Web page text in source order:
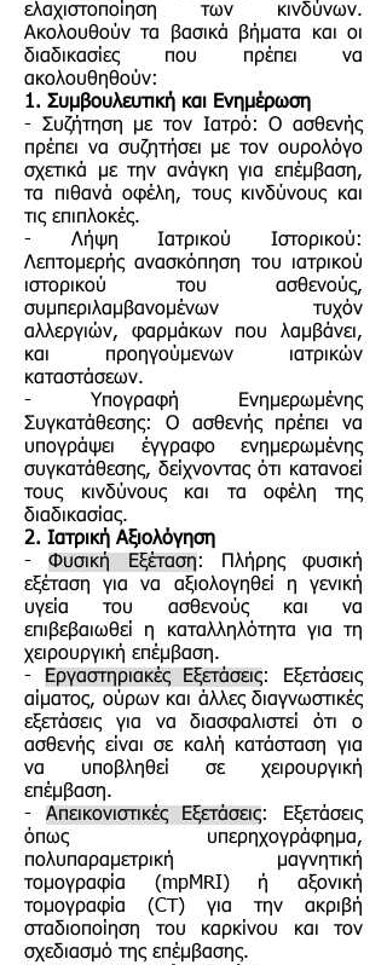
ελαχιστοποίηση των κινδύνων.
Ακολουθούν τα βασικά βήματα και οι
διαδικασίες που πρέπει να
ακολουθηθούν:
1. Συμβουλευτική και Ενημέρωση
- Συζήτηση με τον Ιατρό: Ο ασθενής
πρέπει να συζητήσει με τον ουρολόγο
σχετικά με την ανάγκη για επέμβαση,
τα πιθανά οφέλη, τους κινδύνους και
τις επιπλοκές.
- Λήψη Ιατρικού Ιστορικού:
Λεπτομερής ανασκόπηση του ιατρικού
ιστορικού του ασθενούς,
συμπεριλαμβανομένων τυχόν
αλλεργιών, φαρμάκων που λαμβάνει,
και προηγούμενων ιατρικών
καταστάσεων.
- Υπογραφή Ενημερωμένης
Συγκατάθεσης: Ο ασθενής πρέπει να
υπογράψει έγγραφο ενημερωμένης
συγκατάθεσης, δείχνοντας ότι κατανοεί
τους κινδύνους και τα οφέλη της
διαδικασίας.
2. Ιατρική Αξιολόγηση
-Φυσική Εξέταση: Πλήρης φυσική
εξέταση για να αξιολογηθεί η γενική
υγεία του ασθενούς και να
επιβεβαιωθεί η καταλληλότητα για τη
χειρουργική επέμβαση.
-
Εργαστηριακές Εξετάσεις: Εξετάσεις
αίματος, ούρων και άλλες διαγνωστικές
εξετάσεις για να διασφαλιστεί ότι ο
ασθενής είναι σε καλή κατάσταση για
να υποβληθεί σε χειρουργική
επέμβαση.
- Απεικονιστικές Εξετάσεις: Εξετάσεις
όπως υπερηχογράφημα,
πολυπαραμετρική μαγνητική
τομογραφία (mpMRI) ή αξονική
τομογραφία (CT) για την ακριβή
σταδιοποίηση του καρκίνου και τον
σχεδιασμό της επέμβασης.